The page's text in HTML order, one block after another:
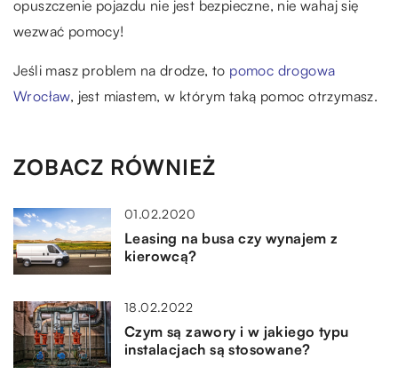
opuszczenie pojazdu nie jest bezpieczne, nie wahaj się
wezwać pomocy!
Jeśli masz problem na drodze, to pomoc drogowa
Wrocław, jest miastem, w którym taką pomoc otrzymasz.
ZOBACZ RÓWNIEŻ
01.02.2020
Leasing na busa czy wynajem z
kierowcą?
18.02.2022
Czym są zawory i w jakiego typu
instalacjach są stosowane?